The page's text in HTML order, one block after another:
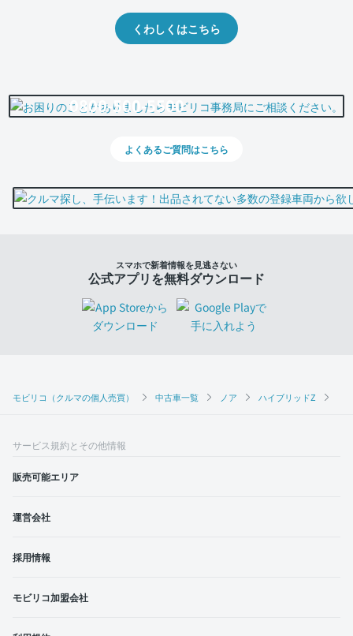
モビリコ（クルマの個人売買） 中古車一覧 ノア ハイブリッドZ
くわしくはこちら
0800-500-5500
よくあるご質問はこちら
スマホで新着情報を見逃さない
公式アプリを無料ダウンロード
サービス規約とその他情報
販売可能エリア
運営会社
採用情報
モビリコ加盟会社